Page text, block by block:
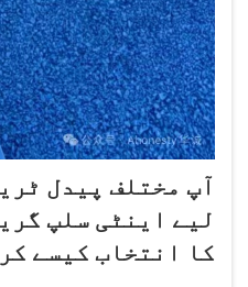
آپ مختلف پیدل
لیے اینٹی سلپ
کا انتخاب کیسے